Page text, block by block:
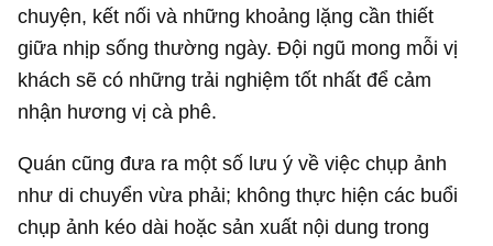
chuyện, kết nối và những khoảng lặng cần thiết
giữa nhịp sống thường ngày. Đội ngũ mong mỗi vị
khách sẽ có những trải nghiệm tốt nhất để cảm
nhận hương vị cà phê.
Quán cũng đưa ra một số lưu ý về việc chụp ảnh
như di chuyển vừa phải; không thực hiện các buổi
chụp ảnh kéo dài hoặc sản xuất nội dung trong